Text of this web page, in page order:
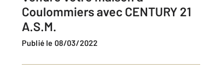
Coulommiers avec CENTURY 21
A.S.M.
Publié le 08/03/2022